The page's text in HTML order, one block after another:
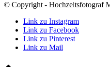
© Copyright - Hochzeitsfotograf
Link zu Instagram
Link zu Facebook
Link zu Pinterest
Link zu Mail